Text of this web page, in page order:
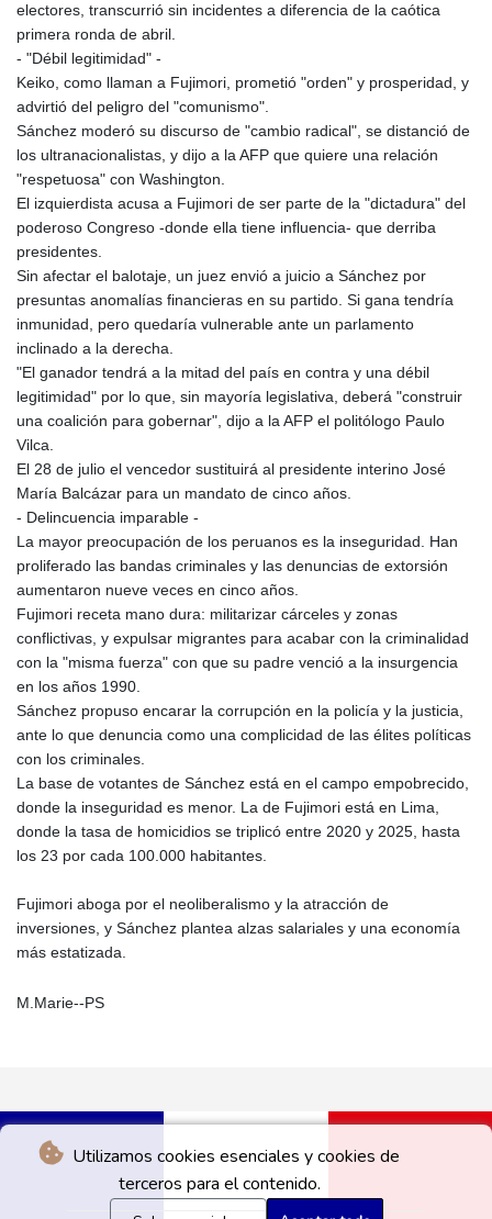
Utilizamos cookies esenciales y cookies de
terceros para el contenido.
electores, transcurrió sin incidentes a diferencia de la caótica
primera ronda de abril.
- "Débil legitimidad" -
Keiko, como llaman a Fujimori, prometió "orden" y prosperidad, y
advirtió del peligro del "comunismo".
Sánchez moderó su discurso de "cambio radical", se distanció de
los ultranacionalistas, y dijo a la AFP que quiere una relación
"respetuosa" con Washington.
El izquierdista acusa a Fujimori de ser parte de la "dictadura" del
poderoso Congreso -donde ella tiene influencia- que derriba
presidentes.
Sin afectar el balotaje, un juez envió a juicio a Sánchez por
presuntas anomalías financieras en su partido. Si gana tendría
inmunidad, pero quedaría vulnerable ante un parlamento
inclinado a la derecha.
"El ganador tendrá a la mitad del país en contra y una débil
legitimidad" por lo que, sin mayoría legislativa, deberá "construir
una coalición para gobernar", dijo a la AFP el politólogo Paulo
Vilca.
El 28 de julio el vencedor sustituirá al presidente interino José
María Balcázar para un mandato de cinco años.
- Delincuencia imparable -
La mayor preocupación de los peruanos es la inseguridad. Han
proliferado las bandas criminales y las denuncias de extorsión
aumentaron nueve veces en cinco años.
Fujimori receta mano dura: militarizar cárceles y zonas
conflictivas, y expulsar migrantes para acabar con la criminalidad
con la "misma fuerza" con que su padre venció a la insurgencia
en los años 1990.
Sánchez propuso encarar la corrupción en la policía y la justicia,
ante lo que denuncia como una complicidad de las élites políticas
con los criminales.
La base de votantes de Sánchez está en el campo empobrecido,
donde la inseguridad es menor. La de Fujimori está en Lima,
donde la tasa de homicidios se triplicó entre 2020 y 2025, hasta
los 23 por cada 100.000 habitantes.
Fujimori aboga por el neoliberalismo y la atracción de
inversiones, y Sánchez plantea alzas salariales y una economía
más estatizada.
M.Marie--PS